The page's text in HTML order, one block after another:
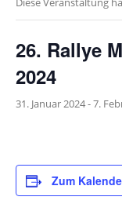
26. Rallye
2024
31. Januar 2024-7.
Zum